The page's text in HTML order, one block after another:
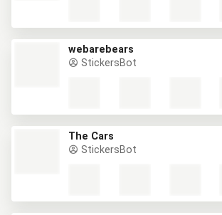
webarebears
StickersBot
The Cars
StickersBot